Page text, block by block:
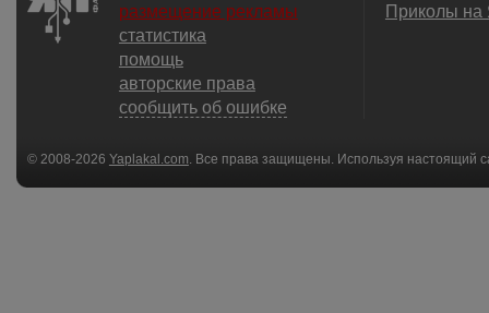
размещение рекламы
статистика
помощь
авторские права
сообщить об ошибке
Приколы
© 2008-2026 Yaplakal.com . Все права защищены. Используя настоящий
соглашения.